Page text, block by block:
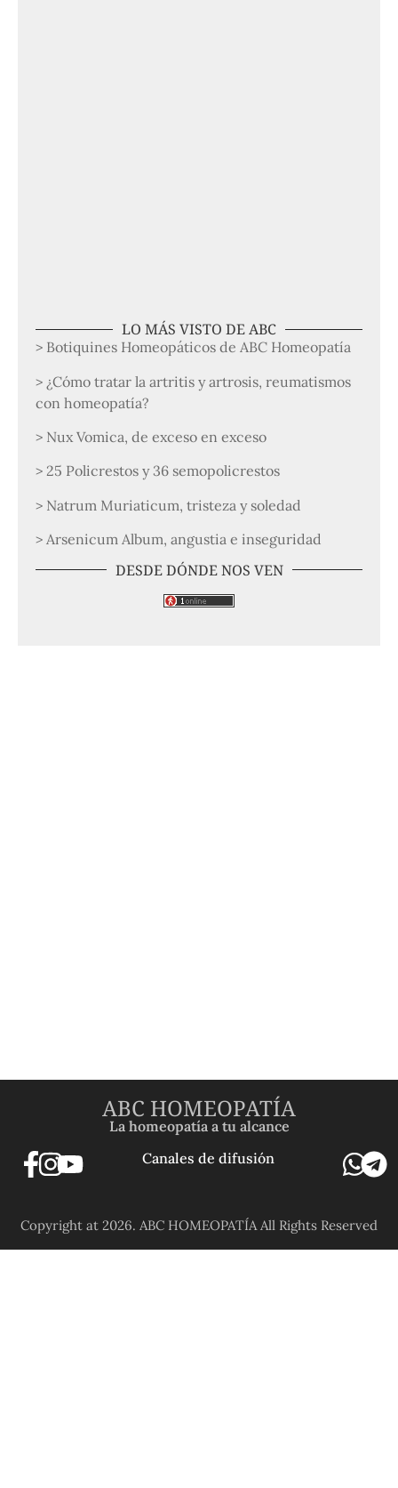
LO MÁS VISTO DE ABC
> Botiquines Homeopáticos de ABC Homeopatía
> ¿Cómo tratar la artritis y artrosis, reumatismos
con homeopatía?
> Nux Vomica, de exceso en exceso
> 25 Policrestos y 36 semopolicrestos
> Natrum Muriaticum, tristeza y soledad
> Arsenicum Album, angustia e inseguridad
DESDE DÓNDE NOS VEN
ABC HOMEOPATÍA
La homeopatía a tu alcance
Canales de difusión
Copyright at 2026. ABC HOMEOPATÍA All Rights Reserved